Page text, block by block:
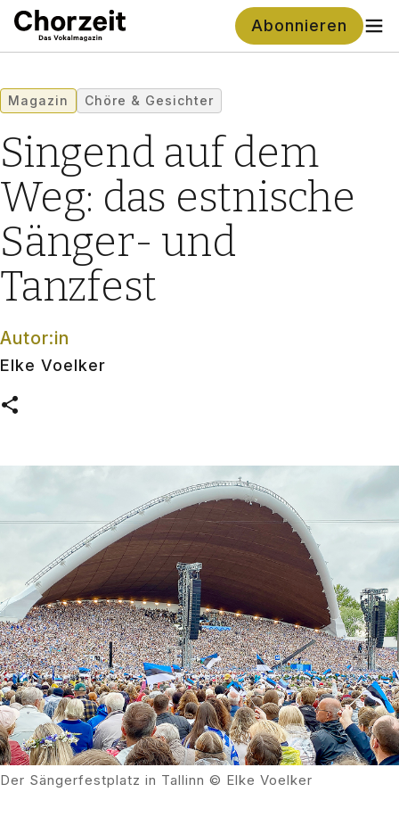
Abonnieren
Magazin Chöre & Gesichter
Singend auf dem
Weg: das estnische
Sänger- und
Tanzfest
Autor:in
Elke Voelker
Der Sängerfestplatz in Tallinn © Elke Voelker